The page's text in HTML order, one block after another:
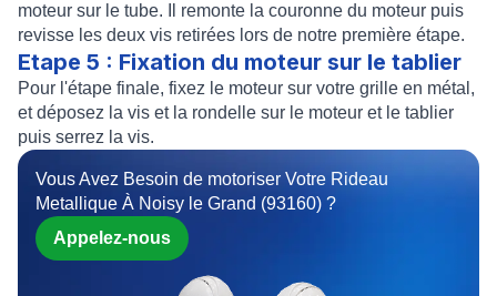
moteur sur le tube. Il remonte la couronne du moteur puis
revisse les deux vis retirées lors de notre première étape.
Etape 5 : Fixation du moteur sur le tablier
Pour l'étape finale, fixez le moteur sur votre grille en métal ,
et déposez la vis et la rondelle sur le moteur et le tablier
puis serrez la vis.
Vous Avez Besoin de motoriser Votre Rideau
Metallique À Noisy le Grand (93160) ?
Appelez-nous